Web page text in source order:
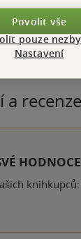
a
Povolit vše
pouze
Nastavení